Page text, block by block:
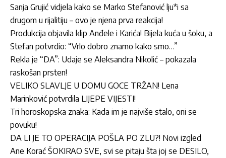
Sanja Grujić vidjela kako se Marko Stefanović lju*i sa
drugom u rijalitiju – ovo je njena prva reakcija!
Produkcija objavila klip Anđele i Karića! Bijela kuća u šoku, a
Stefan potvrdio: “Vrlo dobro znamo kako smo…”
Rekla je “DA”: Udaje se Aleksandra Nikolić – pokazala
raskošan prsten!
VELIKO SLAVLJE U DOMU GOCE TRŽAN! Lena
Marinković potvrdila LIJEPE VIJESTI!
Tri horoskopska znaka: Kada im je najviše stalo, oni se
povuku!
DA LI JE TO OPERACIJA POŠLA PO ZLU?! Novi izgled
Ane Korać ŠOKIRAO SVE, svi se pitaju šta joj se DESILO,